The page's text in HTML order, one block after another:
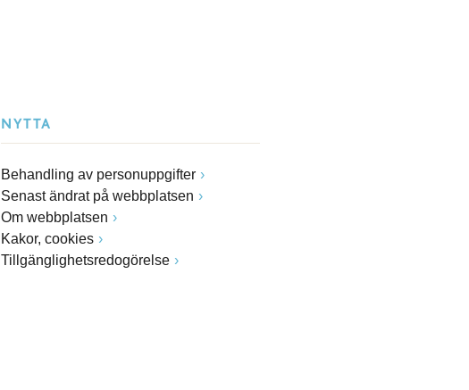
NYTTA
Behandling av personuppgifter
Senast ändrat på webbplatsen
Om webbplatsen
Kakor, cookies
Tillgänglighetsredogörelse